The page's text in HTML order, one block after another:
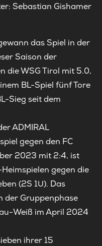
Sebastian Gishamer
das Spiel in der
Saison der
die WSG Tirol mit 5.0,
BL-Spiel fünf Tore
Sieg seit dem
ADMIRAL
gegen den FC
2023 mit 2:4, ist
gegen die
(2S 1U). Das
der Gruppenphase
Weiß im April 2024
ihrer 15